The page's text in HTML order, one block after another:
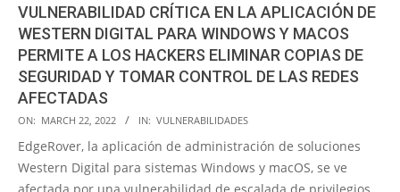
VULNERABILIDAD CRÍTICA EN LA APLICACIÓN DE
WESTERN DIGITAL PARA WINDOWS Y MACOS
PERMITE A LOS HACKERS ELIMINAR COPIAS DE
SEGURIDAD Y TOMAR CONTROL DE LAS REDES
AFECTADAS
2022-
03-
22
ON: MARCH 22, 2022 IN: VULNERABILIDADES
EdgeRover, la aplicación de administración de soluciones
Western Digital para sistemas Windows y macOS, se ve
afectada por una vulnerabilidad de escalada de privilegios